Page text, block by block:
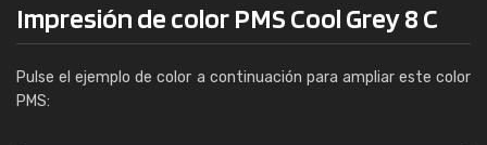
Impresión de color PMS Cool Grey 8 C
Pulse el ejemplo de color a continuación para ampliar este color
PMS: